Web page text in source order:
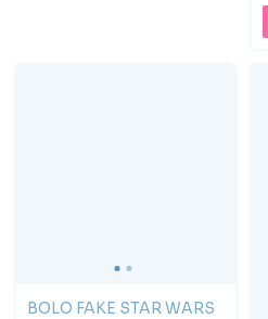
BOLO FAKE STAR WARS